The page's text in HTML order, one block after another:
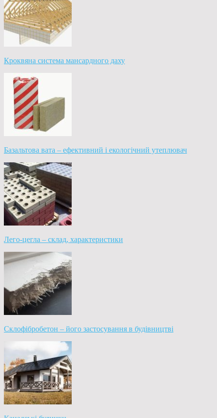
Кроквяна система мансардного даху
Базальтова вата – ефективний і екологічний утеплювач
Лего-цегла – склад, характеристики
Склофібробетон – його застосування в будівництві